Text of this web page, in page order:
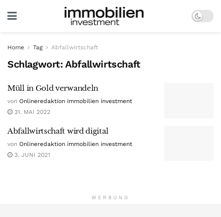
Home Tag Abfallwirtschaft
Schlagwort:Abfallwirtschaft
Müll in Gold verwandeln
von Onlineredaktion immobilien investment
31. MAI 2022
Abfallwirtschaft wird digital
von Onlineredaktion immobilien investment
3. JUNI 2021
WERBUNG